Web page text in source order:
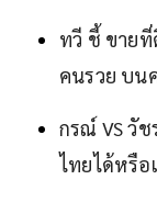
ทวี ชี้ ขายที่
คนรวย บน
กรณ์ VS วั
ไทยได้หรือ